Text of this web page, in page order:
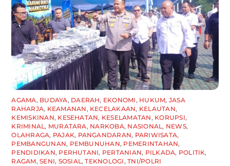
AGAMA, BUDAYA, DAERAH, EKONOMI, HUKUM, JASA
RAHARJA, KEAMANAN, KECELAKAAN, KELAUTAN,
KEMISKINAN, KESEHATAN, KESELAMATAN, KORUPSI,
KRIMINAL, MURATARA, NARKOBA, NASIONAL, NEWS,
OLAHRAGA, PAJAK, PANGANDARAN, PARIWISATA,
PEMBANGUNAN, PEMBUNUHAN, PEMERINTAHAN,
PENDIDIKAN, PERHUTANI, PERTANIAN, PILKADA, POLITIK,
RAGAM,SENI, SOSIAL,TEKNOLOGI,TNI/POLRI